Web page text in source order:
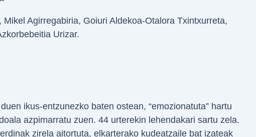
Agirregabiria, Goiuri Aldekoa-Otalora Txintxurreta,
Urizar.
ikus-entzunezko baten ostean, “emozionatuta” hartu
azpimarratu zuen. 44 urterekin lehendakari sartu zela.
zirela aitortuta, elkarterako kudeatzaile bat izateak